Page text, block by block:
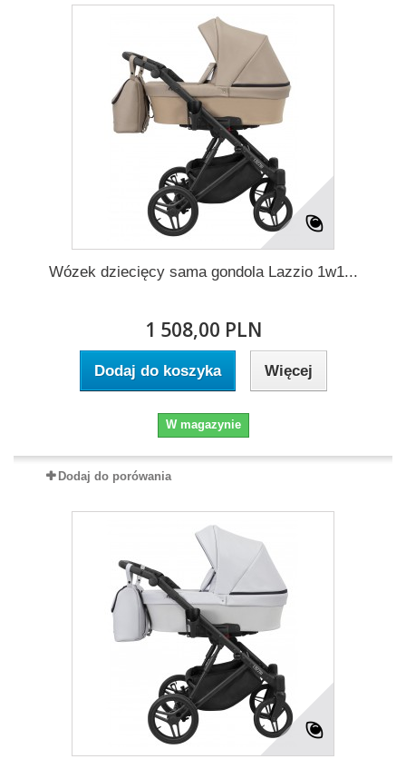
Wózek dziecięcy sama gondola Lazzio 1w1...
1 508,00 PLN
Dodaj do koszyka Więcej
W magazynie
Dodaj do porówania